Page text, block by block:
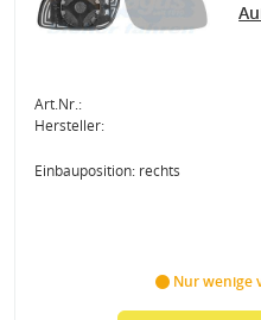
Art.Nr.:
Hersteller:
Einbauposition: rechts
Nur wenige